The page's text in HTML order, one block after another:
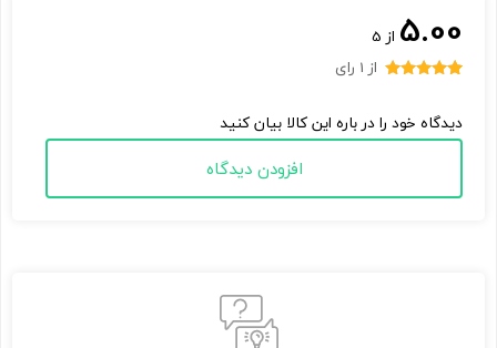
5.00 از 5
مشتری
از 1 رای
دیدگاه خود را در باره این کالا بیان کنید
افزودن دیدگاه